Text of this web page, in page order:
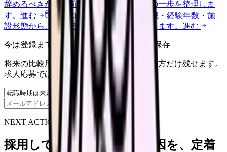
辞めるべきか迷う前に、悩みの種類と次の一歩を整理しま
す。 進む 給料コンパスで比較する
地域・経験年数・施
設形態から、今の給料の現在地を確認できます。 進む
今は登録までしない人向け: 希望条件だけ保存
将来の比較用に、転職時期と気になる働き方だけ残せます。
求人応募ではありません。
NEXT ACTION FOR CLINICS
採用しても辞めてしまう原因を、定着